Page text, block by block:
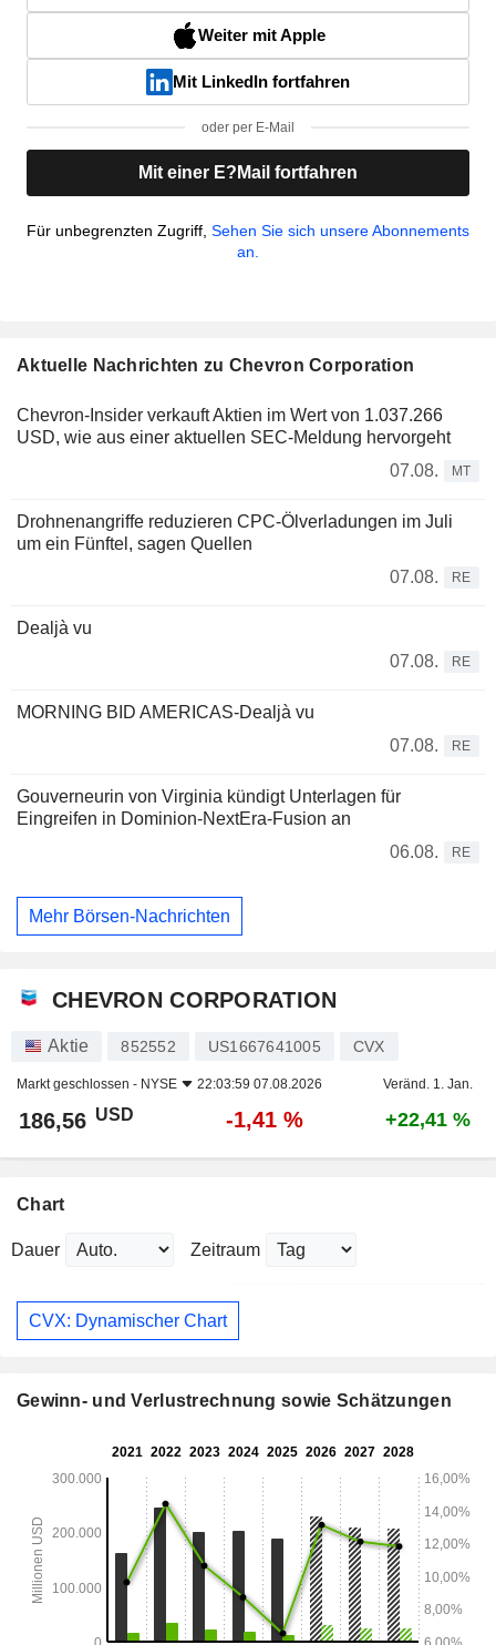
Weiter mit Apple
Mit LinkedIn fortfahren
oder per E-Mail
Mit einer E?Mail fortfahren
Für unbegrenzten Zugriff, Sehen Sie sich unsere Abonnements
an.
Aktuelle Nachrichten zu Chevron Corporation
Chevron-Insider verkauft Aktien im Wert von 1.037.266
USD, wie aus einer aktuellen SEC-Meldung hervorgeht
07.08.
MT
Drohnenangriffe reduzieren CPC-Ölverladungen im Juli
um ein Fünftel, sagen Quellen
07.08.
RE
Dealjà vu
07.08.
RE
MORNING BID AMERICAS-Dealjà vu
07.08.
RE
Gouverneurin von Virginia kündigt Unterlagen für
Eingreifen in Dominion-NextEra-Fusion an
06.08.
RE
Mehr Börsen-Nachrichten
CHEVRON CORPORATION
Aktie 852552 US1667641005 CVX
Markt geschlossen - NYSE 22:03:59 07.08.2026 Veränd. 1. Jan.
186,56 USD -1,41 % +22,41 %
Chart
Dauer Zeitraum
CVX: Dynamischer Chart
Gewinn- und Verlustrechnung sowie Schätzungen